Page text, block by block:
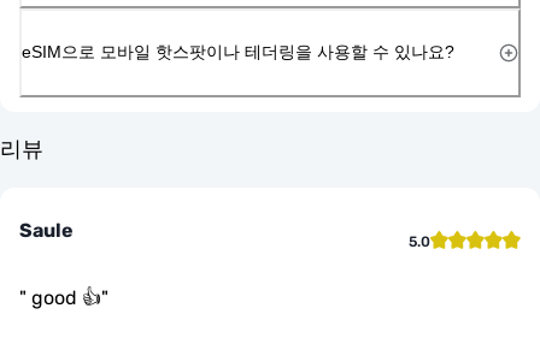
eSIM으로 모바일 핫스팟이나 테더링을 사용할 수 있나요?
리뷰
Saule 5.0
" good 👍"